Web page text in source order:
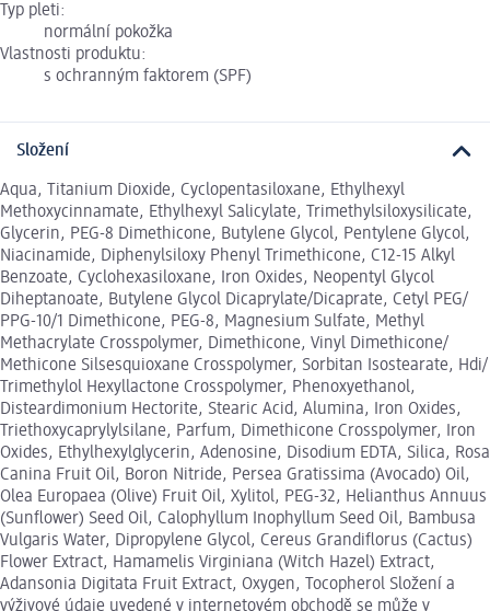
Typ pleti:
normální pokožka
Vlastnosti produktu:
s ochranným faktorem (SPF)
Složení
Aqua, Titanium Dioxide, Cyclopentasiloxane, Ethylhexyl
Methoxycinnamate, Ethylhexyl Salicylate, Trimethylsiloxysilicate,
Glycerin, PEG-8 Dimethicone, Butylene Glycol, Pentylene Glycol,
Niacinamide, Diphenylsiloxy Phenyl Trimethicone, C12-15 Alkyl
Benzoate, Cyclohexasiloxane, Iron Oxides, Neopentyl Glycol
Diheptanoate, Butylene Glycol Dicaprylate/​Dicaprate, Cetyl PEG/​
PPG-10/​1 Dimethicone, PEG-8, Magnesium Sulfate, Methyl
Methacrylate Crosspolymer, Dimethicone, Vinyl Dimethicone/​
Methicone Silsesquioxane Crosspolymer, Sorbitan Isostearate, Hdi/​
Trimethylol Hexyllactone Crosspolymer, Phenoxyethanol,
Disteardimonium Hectorite, Stearic Acid, Alumina, Iron Oxides,
Triethoxycaprylylsilane, Parfum, Dimethicone Crosspolymer, Iron
Oxides, Ethylhexylglycerin, Adenosine, Disodium EDTA, Silica, Rosa
Canina Fruit Oil, Boron Nitride, Persea Gratissima (Avocado) Oil,
Olea Europaea (Olive) Fruit Oil, Xylitol, PEG-32, Helianthus Annuus
(Sunflower) Seed Oil, Calophyllum Inophyllum Seed Oil, Bambusa
Vulgaris Water, Dipropylene Glycol, Cereus Grandiflorus (Cactus)
Flower Extract, Hamamelis Virginiana (Witch Hazel) Extract,
Adansonia Digitata Fruit Extract, Oxygen, Tocopherol Složení a
výživové údaje uvedené v internetovém obchodě se může v